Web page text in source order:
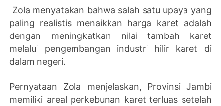
Zola menyatakan bahwa salah satu upaya yang
paling realistis menaikkan harga karet adalah
dengan meningkatkan nilai tambah karet
melalui pengembangan industri hilir karet di
dalam negeri.
Pernyataan Zola menjelaskan, Provinsi Jambi
memiliki areal perkebunan karet terluas setelah